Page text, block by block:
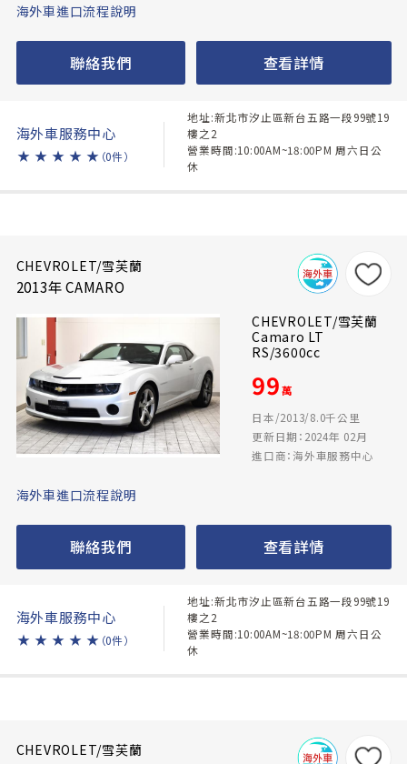
海外車進口流程說明
聯絡我們 查看詳情
海外車服務中心
★ ★ ★ ★ ★ （0件）
地址:新北市汐止區新台五路一段99號19
樓之2
營業時間:10:00AM~18:00PM 周六日公
休
CHEVROLET/雪芙蘭
2013年 CAMARO
CHEVROLET/雪芙蘭
Camaro LT
RS/3600cc
99萬
日本/2013/8.0千公里
更新日期：2024年 02月
進口商：海外車服務中心
海外車進口流程說明
聯絡我們 查看詳情
海外車服務中心
★ ★ ★ ★ ★ （0件）
地址:新北市汐止區新台五路一段99號19
樓之2
營業時間:10:00AM~18:00PM 周六日公
休
CHEVROLET/雪芙蘭